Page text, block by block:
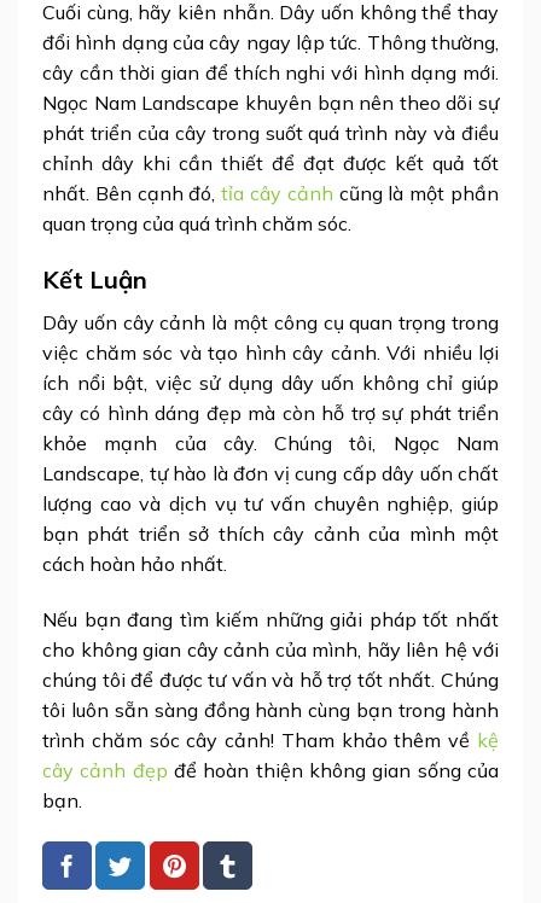
Cuối cùng, hãy kiên nhẫn. Dây uốn không thể thay
đổi hình dạng của cây ngay lập tức. Thông thường,
cây cần thời gian để thích nghi với hình dạng mới.
Ngọc Nam Landscape khuyên bạn nên theo dõi sự
phát triển của cây trong suốt quá trình này và điều
chỉnh dây khi cần thiết để đạt được kết quả tốt
nhất. Bên cạnh đó,tỉa cây cảnh cũng là một phần
quan trọng của quá trình chăm sóc.
Kết Luận
Dây uốn cây cảnh là một công cụ quan trọng trong
việc chăm sóc và tạo hình cây cảnh. Với nhiều lợi
ích nổi bật, việc sử dụng dây uốn không chỉ giúp
cây có hình dáng đẹp mà còn hỗ trợ sự phát triển
khỏe mạnh của cây. Chúng tôi, Ngọc Nam
Landscape, tự hào là đơn vị cung cấp dây uốn chất
lượng cao và dịch vụ tư vấn chuyên nghiệp, giúp
bạn phát triển sở thích cây cảnh của mình một
cách hoàn hảo nhất.
Nếu bạn đang tìm kiếm những giải pháp tốt nhất
cho không gian cây cảnh của mình, hãy liên hệ với
chúng tôi để được tư vấn và hỗ trợ tốt nhất. Chúng
tôi luôn sẵn sàng đồng hành cùng bạn trong hành
trình chăm sóc cây cảnh! Tham khảo thêm về kệ
cây cảnh đẹp để hoàn thiện không gian sống của
bạn.